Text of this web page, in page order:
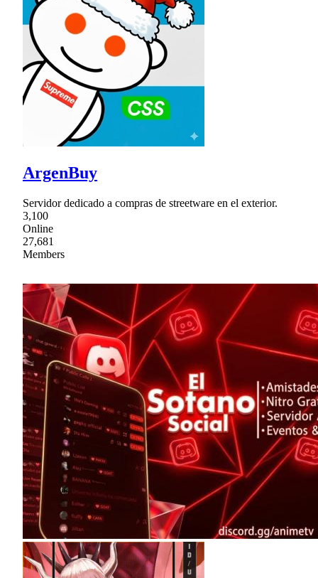
ArgenBuy
Servidor dedicado a compras de streetware en el exterior.
3,100
Online
27,681
Members